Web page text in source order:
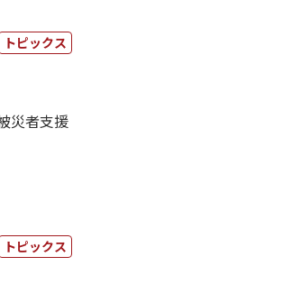
トピックス
災者支援
トピックス